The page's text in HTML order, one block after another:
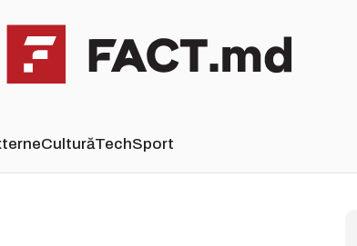
CulturăTechSport